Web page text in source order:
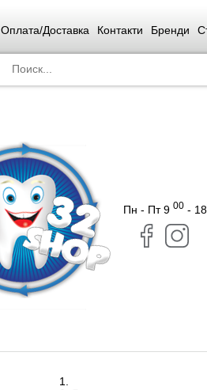
Оплата/Доставка Контакти Бренди
Пн - Пт 9 00 - 18